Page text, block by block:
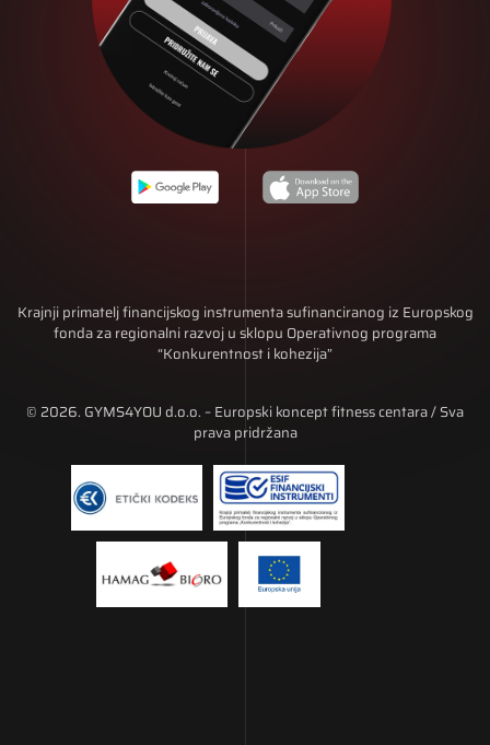
Krajnji primatelj financijskog instrumenta sufinanciranog iz Europskog
fonda za regionalni razvoj u sklopu Operativnog programa
“Konkurentnost i kohezija”
© 2026. GYMS4YOU d.o.o. – Europski koncept fitness centara / Sva
prava pridržana